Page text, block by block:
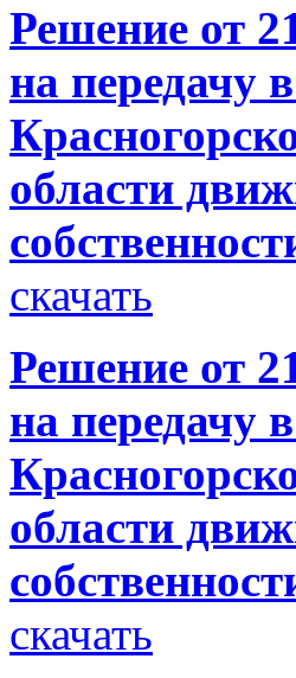
Решение от
на передачу
области
скачать
Решение от
на передачу
области
скачать